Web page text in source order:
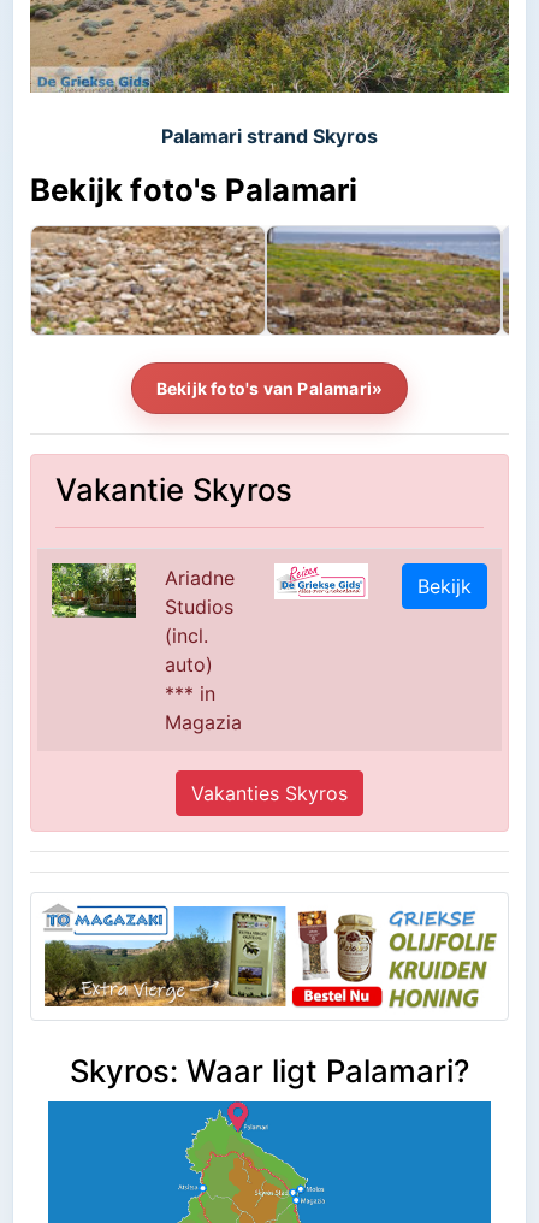
Palamari strand Skyros
Bekijk foto's Palamari
Bekijk foto's van Palamari»
Vakantie Skyros
Ariadne
Studios
(incl.
auto)
*** in
Magazia
Bekijk
Vakanties Skyros
Skyros: Waar ligt Palamari?